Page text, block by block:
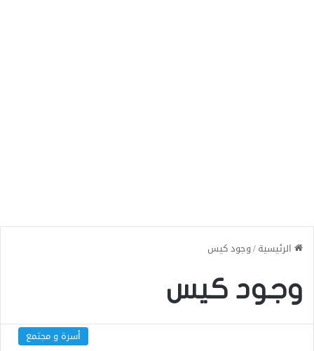
الرئيسية/وجود كيس
وجود كيس
أسرة و مجتمع